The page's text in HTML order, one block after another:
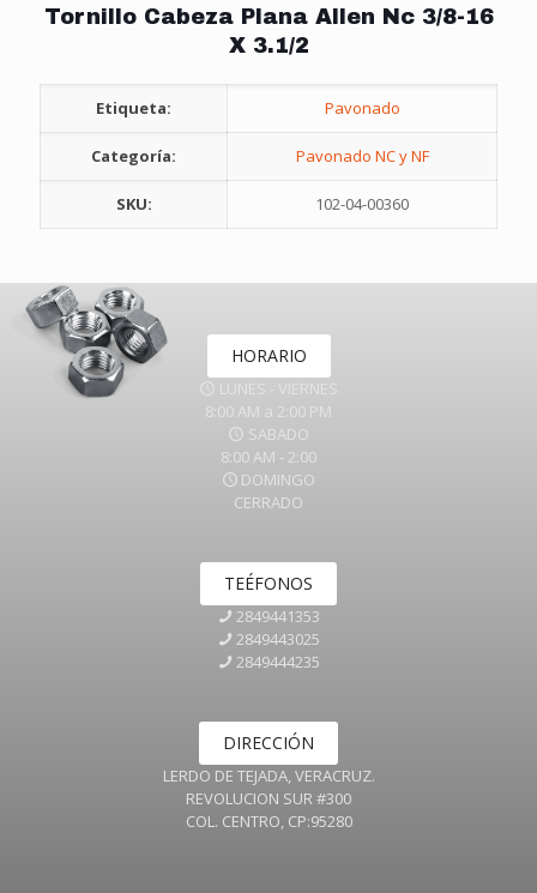
Tornillo Cabeza Plana Allen Nc 3/8-16
X 3.1/2
Etiqueta: Pavonado
Categoría: Pavonado NC y NF
SKU: 102-04-00360
HORARIO
LUNES - VIERNES
8:00 AM a 2:00 PM
SABADO
8:00 AM - 2:00
DOMINGO
CERRADO
TEÉFONOS
2849441353
2849443025
2849444235
DIRECCIÓN
LERDO DE TEJADA, VERACRUZ.
REVOLUCION SUR #300
COL. CENTRO, CP:95280